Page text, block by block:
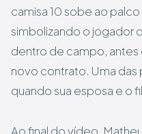
camisa 10 sobe ao
simbolizando o jogador
dentro de campo, antes
novo contrato. Uma
quando sua esposa e o
Ao final do vídeo,